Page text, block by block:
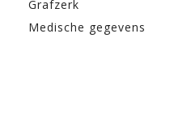
Grafzerk
Medische gegevens